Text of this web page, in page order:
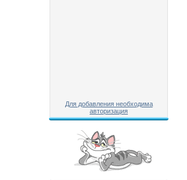
Для добавления необходима
авторизация